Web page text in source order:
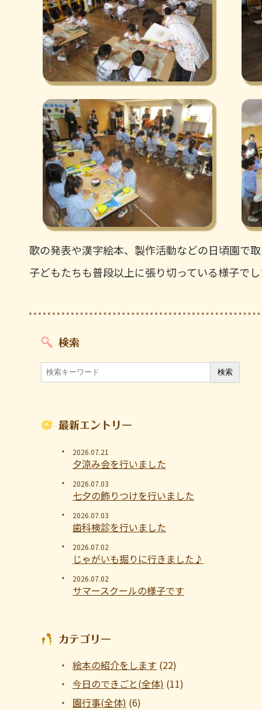
歌の発表や漢字絵本、製作活動などの日頃園で
子どもたちも普段以上に張り切っている様子で
検索
最新エントリー
2026.07.21
夕涼み会を行いました
2026.07.03
七夕の飾りつけを行いました
2026.07.03
歯科検診を行いました
2026.07.02
じゃがいも掘りに行きました♪
2026.07.02
サマースクールの様子です
カテゴリー
絵本の紹介をします (22)
今日のできごと(全体) (11)
園行事(全体) (6)